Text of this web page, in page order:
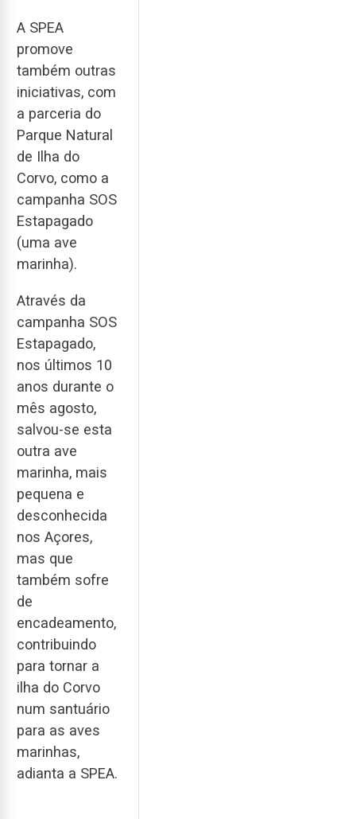
A SPEA
promove
também outras
iniciativas, com
a parceria do
Parque Natural
de Ilha do
Corvo, como a
campanha SOS
Estapagado
(uma ave
marinha).
Através da
campanha SOS
Estapagado,
nos últimos 10
anos durante o
mês agosto,
salvou-se esta
outra ave
marinha, mais
pequena e
desconhecida
nos Açores,
mas que
também sofre
de
encadeamento,
contribuindo
para tornar a
ilha do Corvo
num santuário
para as aves
marinhas,
adianta a SPEA.